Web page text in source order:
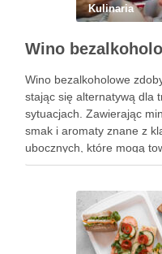
Kulinaria
Wino bezalkoholowe
stając się alternatywą dla
sytuacjach. Zawierając
smak i aromaty znane z
ubocznych, które mogą
obliczu rosnącej